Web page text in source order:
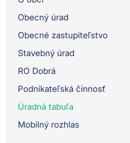
Obecný úrad
Obecné zastupiteľstvo
Stavebný úrad
RO Dobrá
Podnikateľská činnosť
Úradná tabuľa
Mobilný rozhlas